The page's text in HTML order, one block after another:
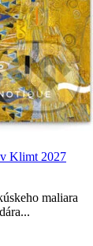
Klimt 2027
maliara